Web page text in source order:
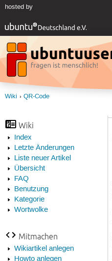
hosted by
Wiki QR-Code
Wiki
Index
Letzte Änderungen
Liste neuer Artikel
Übersicht
FAQ
Benutzung
Kategorie
Wortwolke
Mitmachen
Wikiartikel anlegen
Howto anlegen